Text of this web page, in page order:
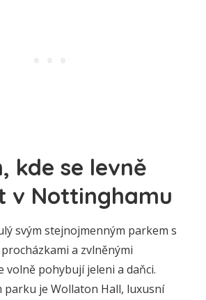
kde se levně
v Nottinghamu
svým stejnojmenným parkem s
a zvlněnými
volně pohybují jeleni a daňci.
parku je Wollaton Hall, luxusní